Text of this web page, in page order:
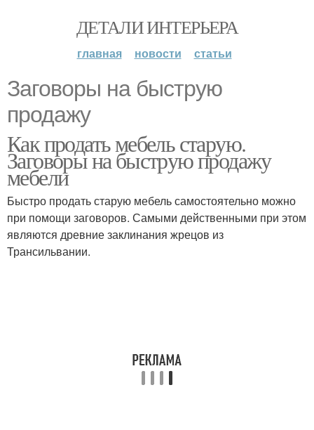
ДЕТАЛИ ИНТЕРЬЕРА
главная новости статьи
Заговоры на быструю
продажу
Как продать мебель старую.
Заговоры на быструю продажу
мебели
Быстро продать старую мебель самостоятельно можно
при помощи заговоров. Самыми действенными при этом
являются древние заклинания жрецов из
Трансильвании.